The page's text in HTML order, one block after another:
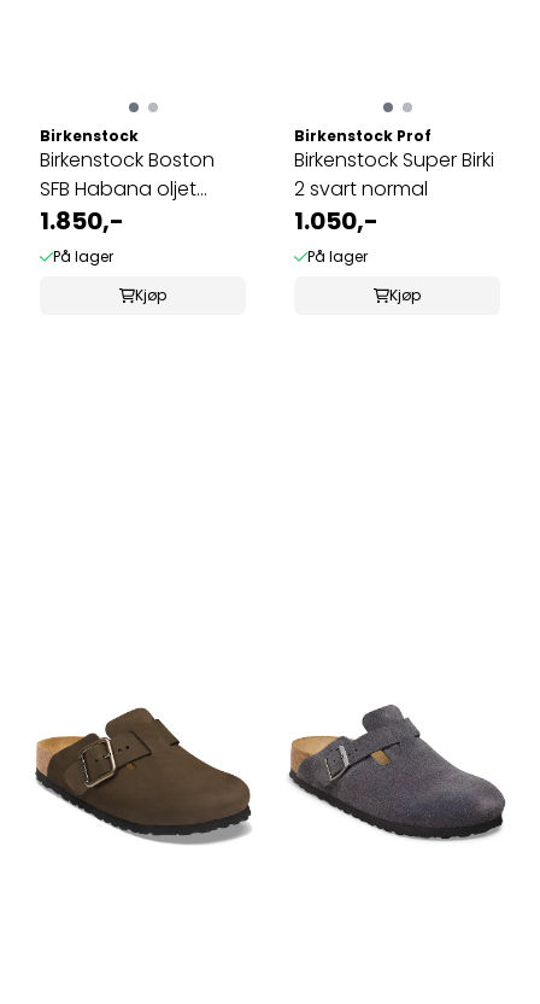
Birkenstock
Birkenstock Boston
SFB Habana oljet
skinn smal ...
1.850,-
På lager
Kjøp
Birkenstock Prof
Birkenstock Super Birki
2 svart normal
1.050,-
På lager
Kjøp